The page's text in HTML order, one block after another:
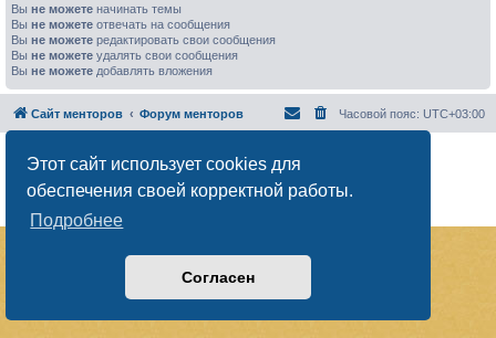
Этот сайт использует cookies для
обеспечения своей корректной работы.
Подробнее
Согласен
Вы не можете начинать темы
Вы не можете отвечать на сообщения
Вы не можете редактировать свои сообщения
Вы не можете удалять свои сообщения
Вы не можете добавлять вложения
Сайт менторов Форум менторов Часовой пояс: UTC+03:00
Русская поддержка phpBB
Конфиденциальность| Правила